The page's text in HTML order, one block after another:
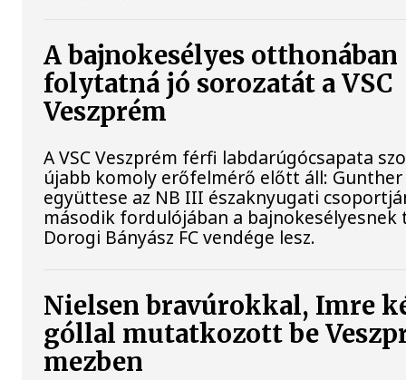
A bajnokesélyes otthonában
folytatná jó sorozatát a VSC
Veszprém
A VSC Veszprém férfi labdarúgócsapata
újabb komoly erőfelmérő előtt áll:
együttese az NB III északnyugati
második fordulójában a
Dorogi Bányász FC vendége lesz.
Nielsen bravúrokkal, Imre
góllal mutatkozott be
mezben